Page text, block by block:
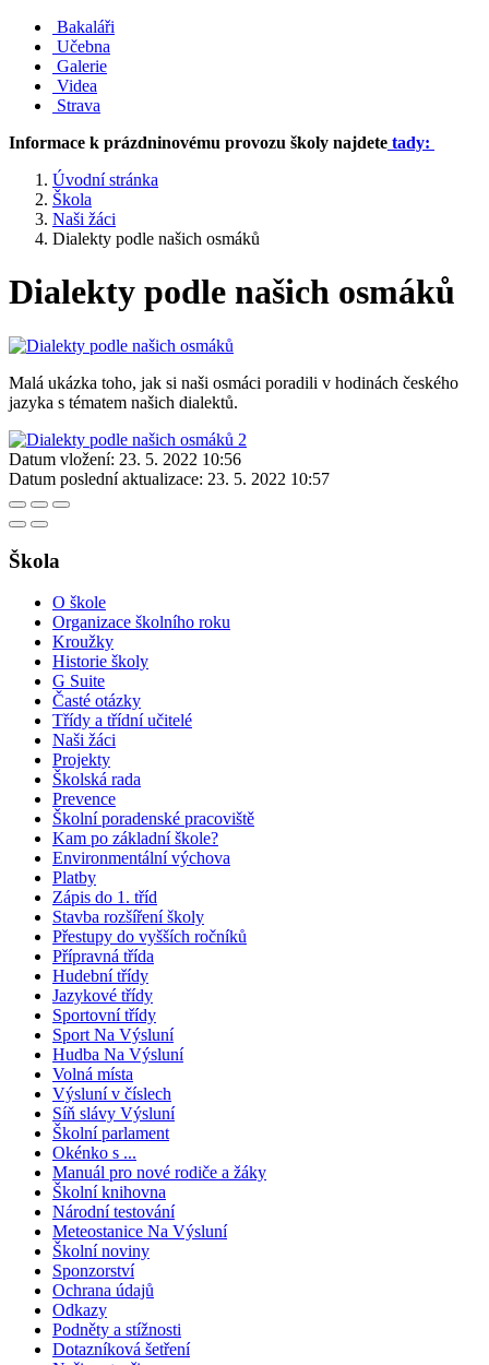
Bakaláři
Učebna
Galerie
Videa
Strava
Informace k prázdninovému provozu školy najdete tady:
Úvodní stránka
Škola
Naši žáci
Dialekty podle našich osmáků
Dialekty podle našich osmáků
Malá ukázka toho, jak si naši osmáci poradili v hodinách českého
jazyka s tématem našich dialektů.
Datum vložení: 23. 5. 2022 10:56
Datum poslední aktualizace: 23. 5. 2022 10:57
Škola
O škole
Organizace školního roku
Kroužky
Historie školy
G Suite
Časté otázky
Třídy a třídní učitelé
Naši žáci
Projekty
Školská rada
Prevence
Školní poradenské pracoviště
Kam po základní škole?
Environmentální výchova
Platby
Zápis do 1. tříd
Stavba rozšíření školy
Přestupy do vyšších ročníků
Přípravná třída
Hudební třídy
Jazykové třídy
Sportovní třídy
Sport Na Výsluní
Hudba Na Výsluní
Volná místa
Výsluní v číslech
Síň slávy Výsluní
Školní parlament
Okénko s ...
Manuál pro nové rodiče a žáky
Školní knihovna
Národní testování
Meteostanice Na Výsluní
Školní noviny
Sponzorství
Ochrana údajů
Odkazy
Podněty a stížnosti
Dotazníková šetření